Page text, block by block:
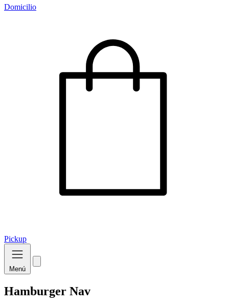
Domicilio
Pickup
Menú
Hamburger Nav